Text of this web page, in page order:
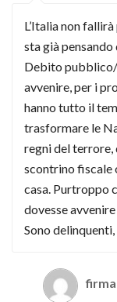
L’Italia non
sta già
Debito pubblico/
avvenire, per i
hanno tutto il
trasformare le
regni del terrore,
scontrino fiscale
casa. Purtroppo
dovesse
Sono